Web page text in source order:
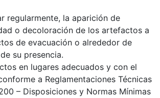
regularmente, la aparición de
o decoloración de los artefactos a
de evacuación o alrededor de
su presencia.
en lugares adecuados y con el
a Reglamentaciones Técnicas
– Disposiciones y Normas Mínimas